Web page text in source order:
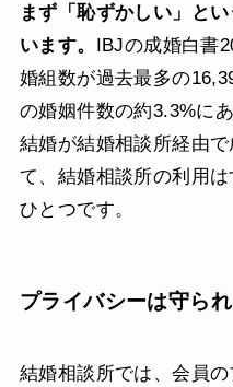
まず「恥ずかしい」と
います。 IBJの成婚白書
婚組数が過去最多の
の婚姻件数の約3.3%に
結婚が結婚相談所経由
て、結婚相談所の利用
ひとつです。
プライバシーは守ら
結婚相談所では、会員